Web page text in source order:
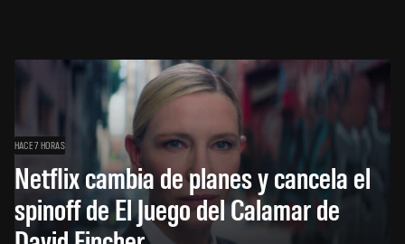
HACE 7 HORAS
Netflix cambia de planes y cancela el
spinoff de El Juego del Calamar de